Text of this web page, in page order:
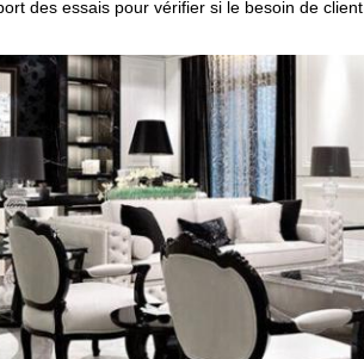
des essais pour vérifier si le besoin de client.